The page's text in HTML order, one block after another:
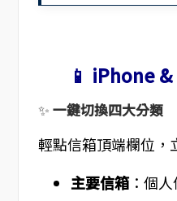
📱 iPhone
✨ 一鍵切換四大分類
輕點信箱頂端欄位，
主要信箱：個